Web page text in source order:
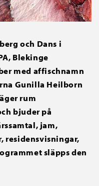
och Dans i
Blekinge
med affischnamn
Gunilla Heilborn
rum
bjuder på
jam,
residensvisningar,
släpps den